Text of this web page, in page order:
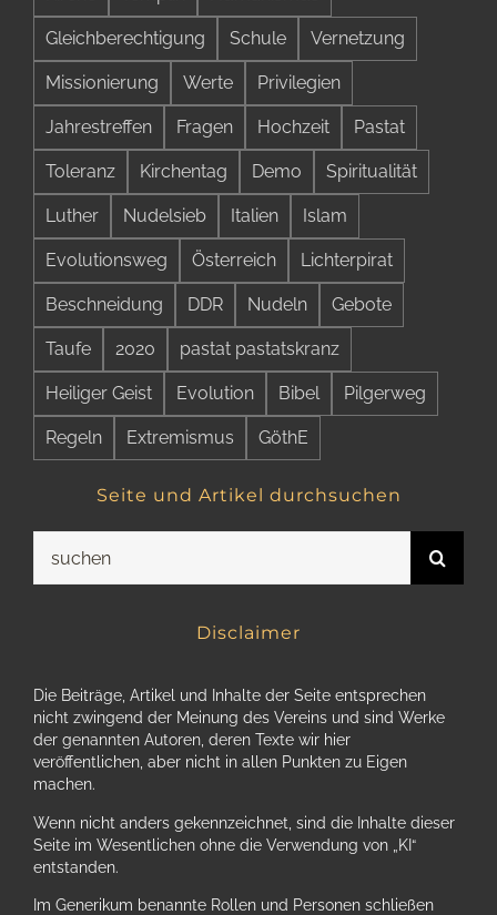
Gleichberechtigung Schule Vernetzung
Missionierung Werte Privilegien
Jahrestreffen Fragen Hochzeit Pastat
Toleranz Kirchentag Demo Spiritualität
Luther Nudelsieb Italien Islam
Evolutionsweg Österreich Lichterpirat
Beschneidung DDR Nudeln Gebote
Taufe 2020 pastat pastatskranz
Heiliger Geist Evolution Bibel Pilgerweg
Regeln Extremismus GöthE
Seite und Artikel durchsuchen
nach:
Disclaimer
Die Beiträge, Artikel und Inhalte der Seite entsprechen
nicht zwingend der Meinung des Vereins und sind Werke
der genannten Autoren, deren Texte wir hier
veröffentlichen, aber nicht in allen Punkten zu Eigen
machen.
Wenn nicht anders gekennzeichnet, sind die Inhalte dieser
Seite im Wesentlichen ohne die Verwendung von „KI“
entstanden.
Im Generikum benannte Rollen und Personen schließen